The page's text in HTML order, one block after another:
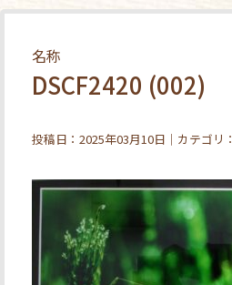
名称
DSCF2420 (002)
投稿日：2025年03月10日｜カテゴリ：